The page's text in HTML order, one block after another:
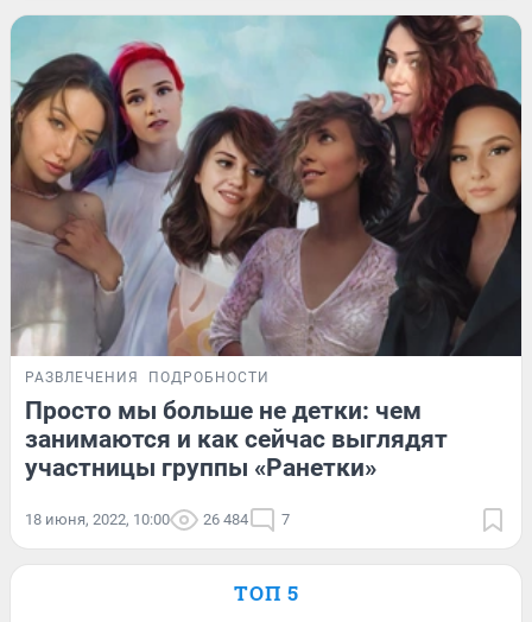
РАЗВЛЕЧЕНИЯ ПОДРОБНОСТИ
Просто мы больше не детки: чем
занимаются и как сейчас выглядят
участницы группы «Ранетки»
18 июня, 2022, 10:00 26 484 7
ТОП 5